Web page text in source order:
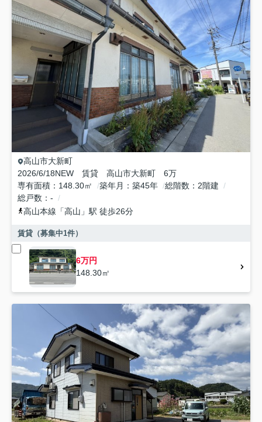
高山市大新町
2026/6/18NEW 賃貸 高山市大新町 6万
専有面積
148.30㎡ 築年月 築45年 総階数
2階建
総戸数
-
高山本線 「高山 」駅 徒歩26分
賃貸（募集中1件）
6万円
148.30㎡